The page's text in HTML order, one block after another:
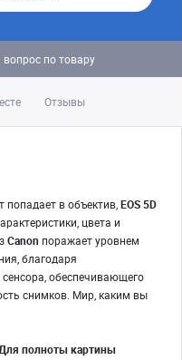
вопрос по товару
Отзывы
попадает в объектив, EOS 5D
цвета и
Canon поражает уровнем
благодаря
обеспечивающего
снимков. Мир, каким вы
полноты картины